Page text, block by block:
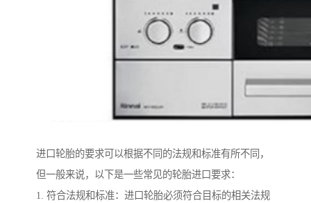
进口轮胎的要求可以根据不同的法规和标准有所不同，
但一般来说，以下是一些常见的轮胎进口要求：
1. 符合法规和标准：进口轮胎必须符合目标的相关法规